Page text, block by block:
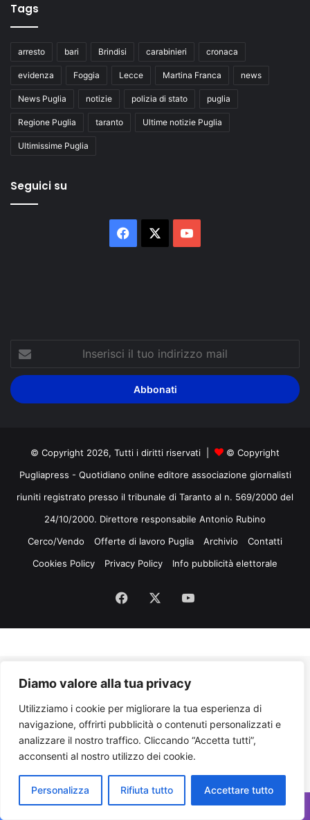
Diamo valore alla tua privacy
Utilizziamo i cookie per migliorare la tua esperienza di
navigazione, offrirti pubblicità o contenuti personalizzati e
analizzare il nostro traffico. Cliccando “Accetta tutti”,
acconsenti al nostro utilizzo dei cookie.
Personalizza Rifiuta tutto Accettare tutto
Tags
arresto bari Brindisi carabinieri cronaca
evidenza Foggia Lecce Martina Franca news
News Puglia notizie polizia di stato puglia
Regione Puglia taranto Ultime notizie Puglia
Ultimissime Puglia
Seguici su
Facebook
tuo
indirizzo
mail
© Copyright 2026, Tutti i diritti riservati |
© Copyright
Pugliapress - Quotidiano online editore associazione giornalisti
riuniti registrato presso il tribunale di Taranto al n. 569/2000 del
24/10/2000. Direttore responsabile Antonio Rubino
Cerco/Vendo
Offerte di lavoro Puglia Archivio
Contatti
Cookies Policy
Privacy Policy Info pubblicità elettorale
Facebook
Tube